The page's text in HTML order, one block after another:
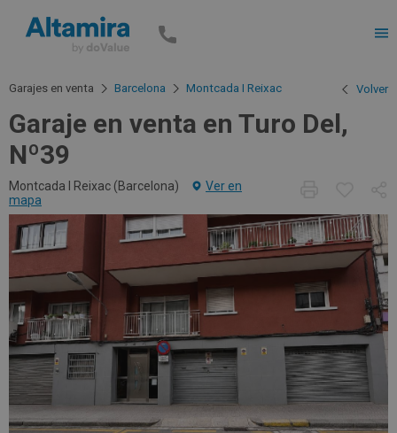
Garajes en venta Barcelona Montcada I Reixac Volver
Garaje en venta en Turo Del,
Nº39
Montcada I Reixac (Barcelona)
Ver en
mapa